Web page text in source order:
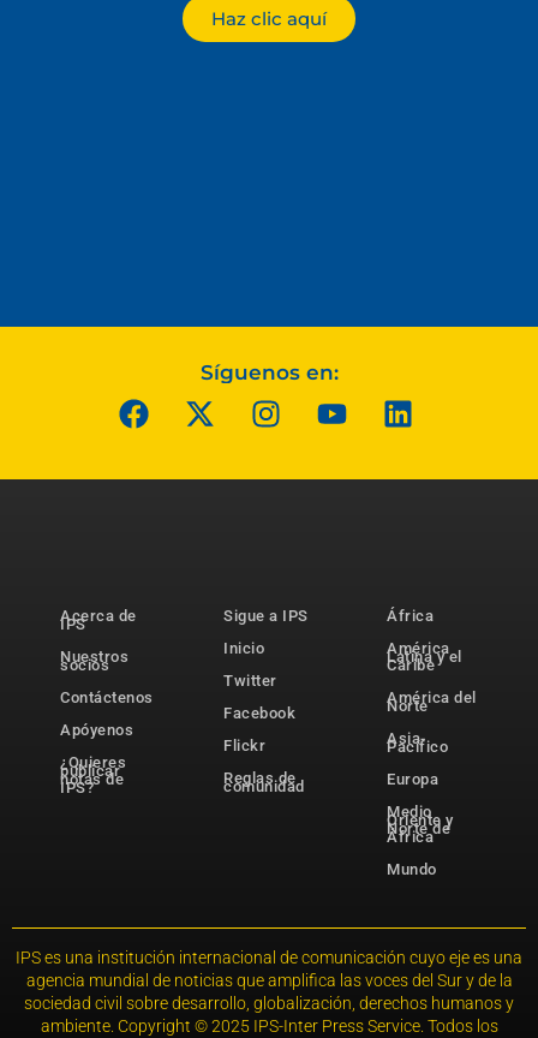
Haz clic aquí
Síguenos en:
Acerca de
IPS
Nuestros
socios
Contáctenos
Apóyenos
¿Quieres
publicar
notas de
IPS?
Sigue a IPS
Inicio
Twitter
Facebook
Flickr
Reglas de
comunidad
África
América
Latina y el
Caribe
América del
Norte
Asia-
Pacífico
Europa
Medio
Oriente y
Norte de
África
Mundo
IPS es una institución internacional de comunicación cuyo eje es una
agencia mundial de noticias que amplifica las voces del Sur y de la
sociedad civil sobre desarrollo, globalización, derechos humanos y
ambiente. Copyright © 2025 IPS-Inter Press Service. Todos los